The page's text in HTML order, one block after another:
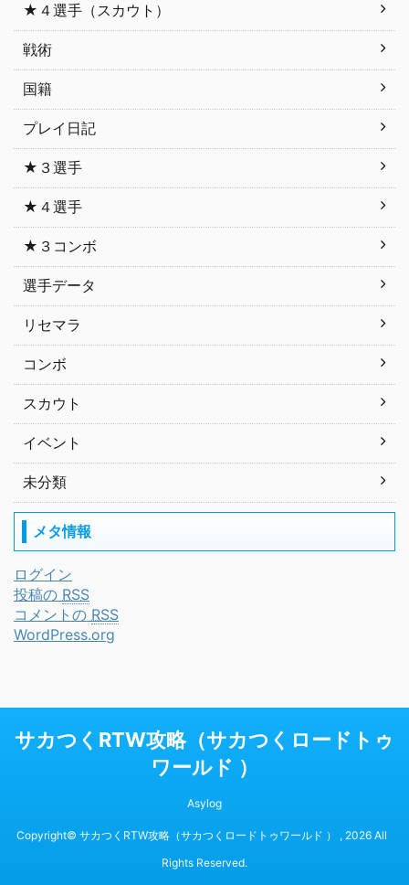
★４選手（スカウト）
戦術
国籍
プレイ日記
★３選手
★４選手
★３コンボ
選手データ
リセマラ
コンボ
スカウト
イベント
未分類
メタ情報
ログイン
投稿の RSS
コメントの RSS
WordPress.org
サカつくRTW攻略（サカつくロードトゥ
ワールド ）
Asylog
Copyright© サカつくRTW攻略（サカつくロードトゥワールド ） , 2026 All
Rights Reserved.